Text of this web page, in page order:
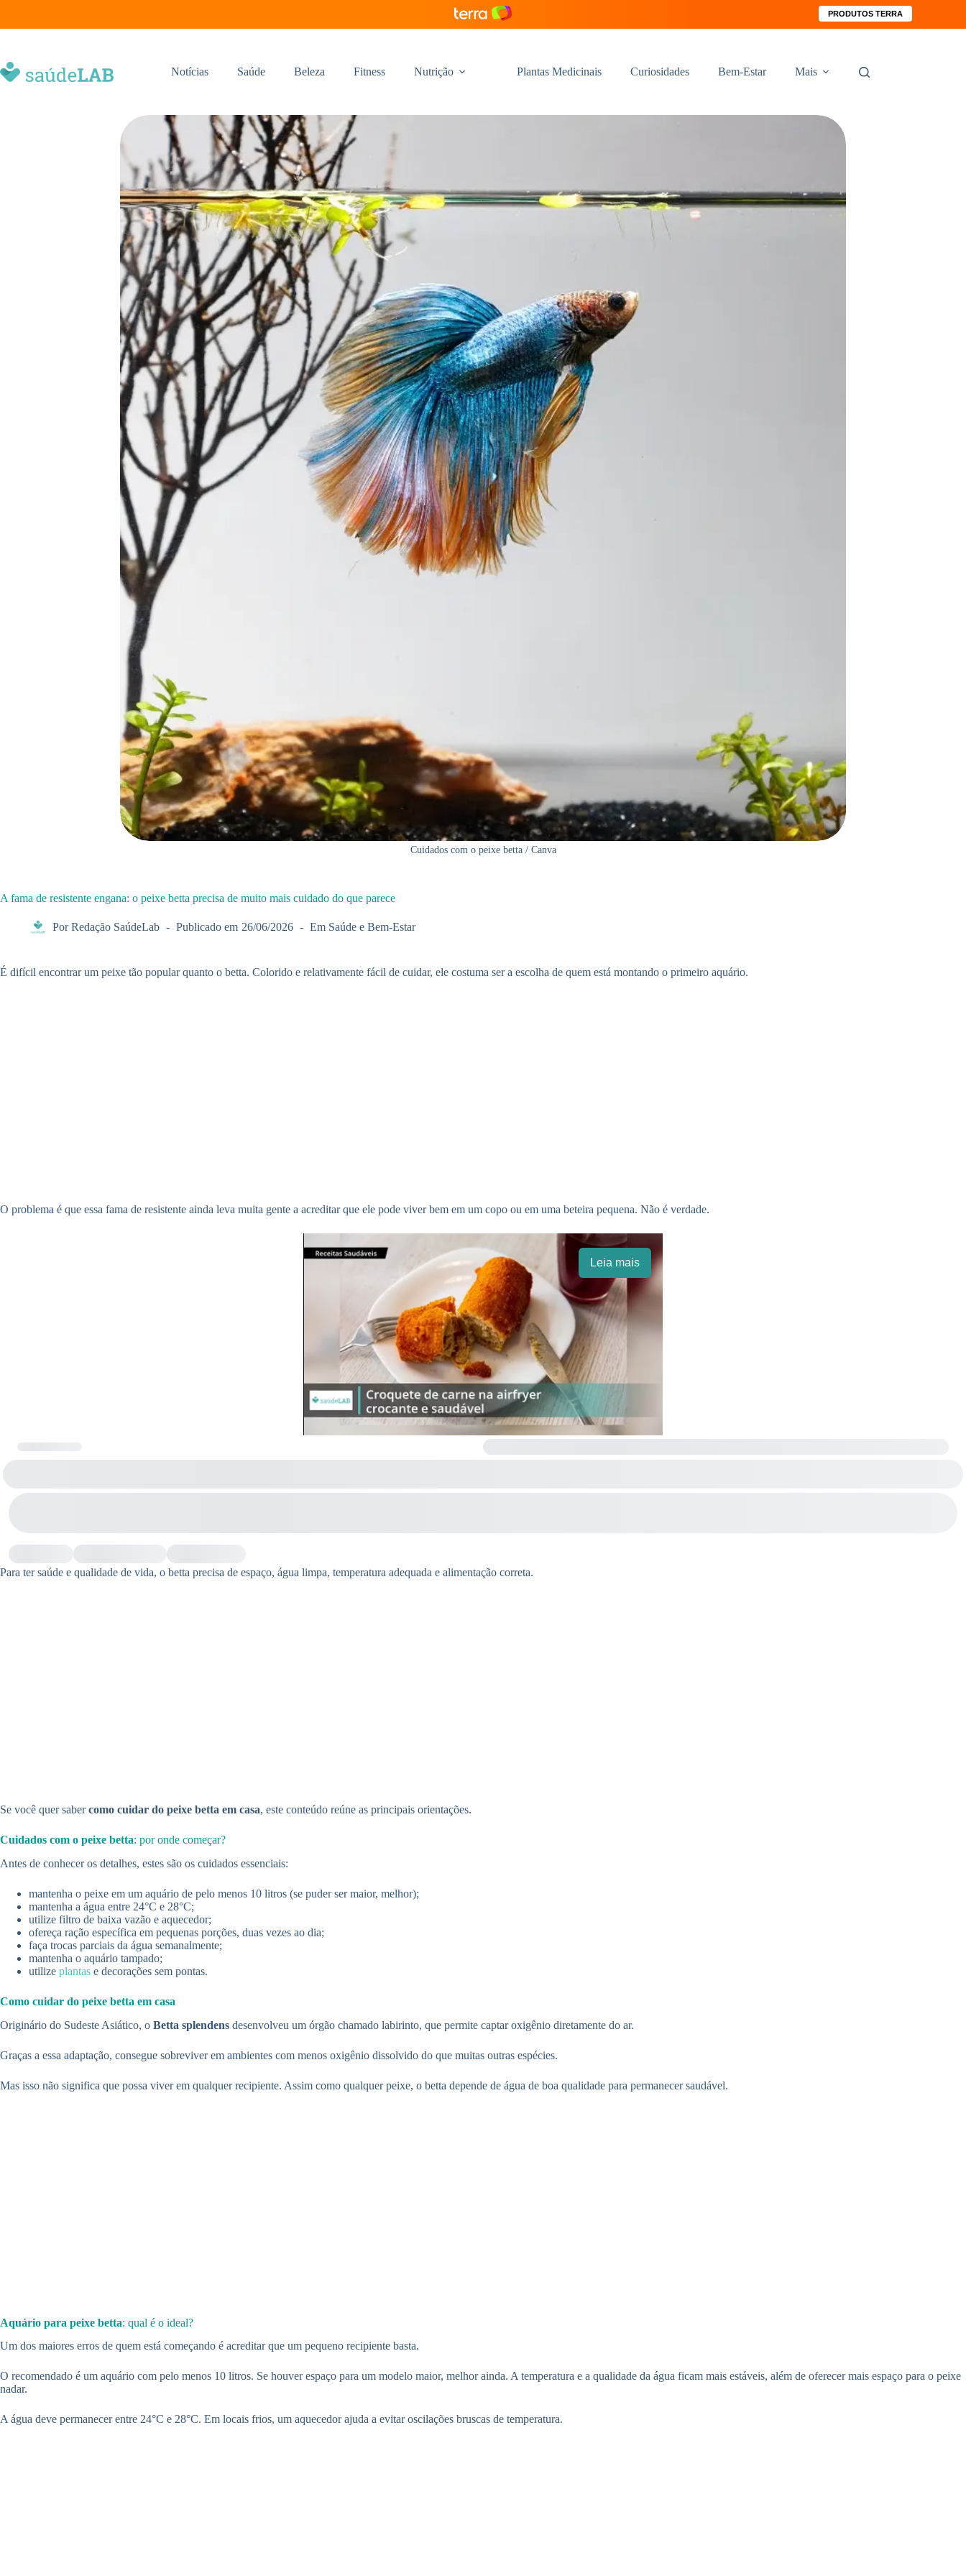
PRODUTOS TERRA
Notícias Saúde Beleza Fitness Nutrição Plantas Medicinais Curiosidades Bem-Estar Mais
Cuidados com o peixe betta / Canva
A fama de resistente engana: o peixe betta precisa de muito mais cuidado do que parece
Por Redação SaúdeLab Publicado em 26/06/2026 Em Saúde e Bem-Estar
É difícil encontrar um peixe tão popular quanto o betta. Colorido e relativamente fácil de cuidar, ele costuma ser a escolha de quem está montando o primeiro aquário.
O problema é que essa fama de resistente ainda leva muita gente a acreditar que ele pode viver bem em um copo ou em uma beteira pequena. Não é verdade.
Leia mais
Para ter saúde e qualidade de vida, o betta precisa de espaço, água limpa, temperatura adequada e alimentação correta.
Se você quer sabercomo cuidar do peixe betta em casa, este conteúdo reúne as principais orientações.
Cuidados com o peixe betta: por onde começar?
Antes de conhecer os detalhes, estes são os cuidados essenciais:
mantenha o peixe em um aquário de pelo menos 10 litros (se puder ser maior, melhor);
mantenha a água entre 24°C e 28°C;
utilize filtro de baixa vazão e aquecedor;
ofereça ração específica em pequenas porções, duas vezes ao dia;
faça trocas parciais da água semanalmente;
mantenha o aquário tampado;
utilize plantas e decorações sem pontas.
Como cuidar do peixe betta em casa
Originário do Sudeste Asiático, o Betta splendens desenvolveu um órgão chamado labirinto, que permite captar oxigênio diretamente do ar.
Graças a essa adaptação, consegue sobreviver em ambientes com menos oxigênio dissolvido do que muitas outras espécies.
Mas isso não significa que possa viver em qualquer recipiente. Assim como qualquer peixe, o betta depende de água de boa qualidade para permanecer saudável.
Aquário para peixe betta: qual é o ideal?
Um dos maiores erros de quem está começando é acreditar que um pequeno recipiente basta.
O recomendado é um aquário com pelo menos 10 litros. Se houver espaço para um modelo maior, melhor ainda. A temperatura e a qualidade da água ficam mais estáveis, além de oferecer mais espaço para o peixe
nadar.
A água deve permanecer entre 24°C e 28°C. Em locais frios, um aquecedor ajuda a evitar oscilações bruscas de temperatura.